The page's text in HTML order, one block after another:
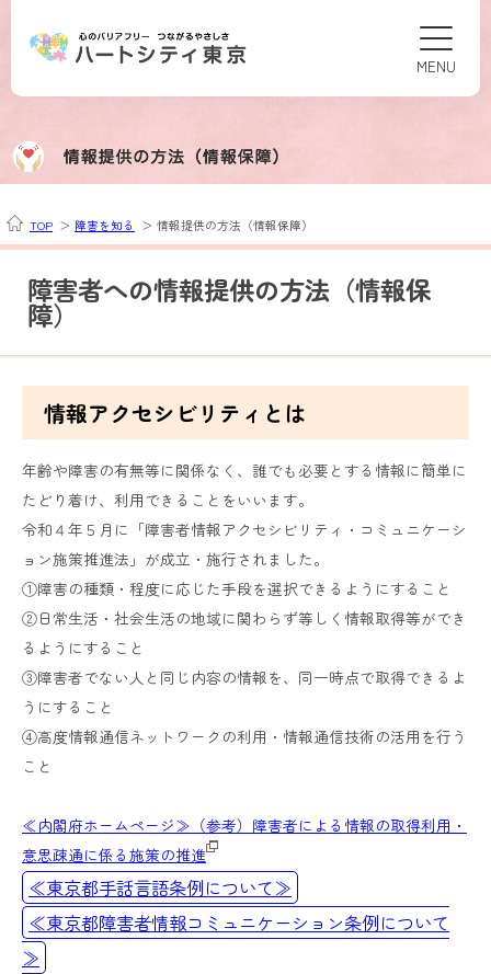
TOP 障害を知る 情報提供の方法（情報保障）
障害者への情報提供の方法（情報保
障）
情報アクセシビリティとは
年齢や障害の有無等に関係なく、誰でも必要とする情報に簡単に
たどり着け、利用できることをいいます。
令和４年５月に「障害者情報アクセシビリティ・コミュニケーシ
ョン施策推進法」が成立・施行されました。
①障害の種類・程度に応じた手段を選択できるようにすること
②日常生活・社会生活の地域に関わらず等しく情報取得等ができ
るようにすること
③障害者でない人と同じ内容の情報を、同一時点で取得できるよ
うにすること
④高度情報通信ネットワークの利用・情報通信技術の活用を行う
こと
≪内閣府ホームページ≫（参考）障害者による情報の取得利用・
意思疎通に係る施策の推進
≪東京都手話言語条例について≫
≪東京都障害者情報コミュニケーション条例について
≫